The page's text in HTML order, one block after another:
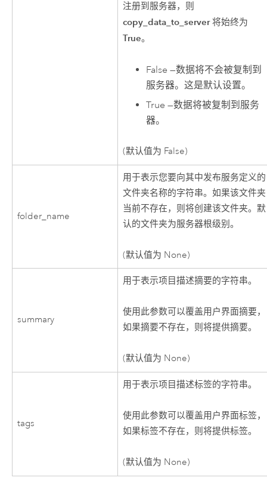
注册到服务器，则
copy_data_to_server将始终为
True。
False —数据将不会被复制到
服务器。这是默认设置。
True —数据将被复制到服务
器。
(默认值为 False)
folder_name
用于表示您要向其中发布服务定义的
文件夹名称的字符串。如果该文件夹
当前不存在，则将创建该文件夹。默
认的文件夹为服务器根级别。
(默认值为 None)
summary
用于表示项目描述摘要的字符串。
使用此参数可以覆盖用户界面摘要，
如果摘要不存在，则将提供摘要。
(默认值为 None)
tags
用于表示项目描述标签的字符串。
使用此参数可以覆盖用户界面标签，
如果标签不存在，则将提供标签。
(默认值为 None)